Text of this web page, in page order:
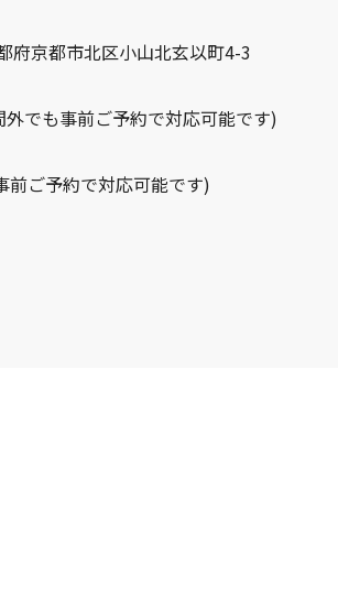
府京都市北区小山北玄以町4-3
でも事前ご予約で対応可能です)
前ご予約で対応可能です)